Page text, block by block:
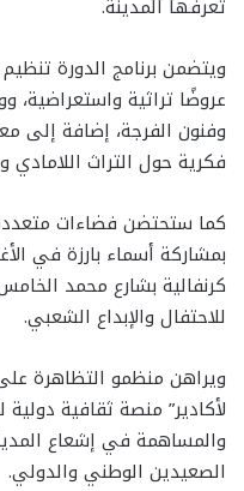
تعرفها المدينة.
ويتضمن برنامج الدورة
عروضًا تراثية واستعراضية،
وفنون الفرجة، إضافة إلى
فكرية حول التراث اللامادي
كما ستحتضن فضاءات
بمشاركة أسماء بارزة في
كرنفالية بشارع محمد
للاحتفال والإبداع الشعبي.
ويراهن منظمو التظاهرة
لأكادير” منصة ثقافية دولية
والمساهمة في إشعاع
الصعيدين الوطني والدولي.